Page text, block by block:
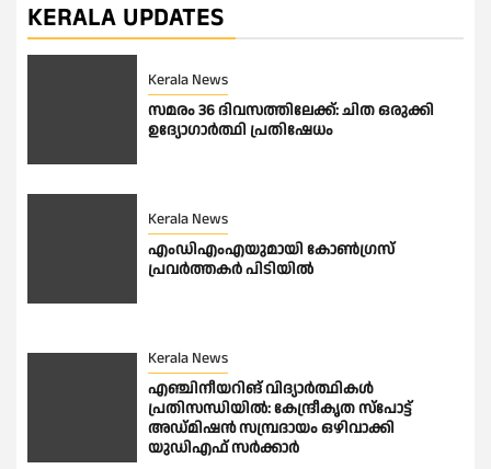
KERALA UPDATES
Kerala News
സമരം 36 ദിവസത്തിലേക്ക്: ചിത ഒരുക്കി
ഉദ്യോ​ഗാർത്ഥി പ്രതിഷേധം
Kerala News
എംഡിഎംഎയുമായി കോൺ​ഗ്രസ്
പ്രവർത്തകർ പിടിയിൽ
Kerala News
എഞ്ചിനീയറിങ് വിദ്യാർത്ഥികൾ
പ്രതിസന്ധിയിൽ: കേന്ദ്രീകൃത സ്പോട്ട്
അഡ്മിഷൻ സമ്പ്രദായം ഒഴിവാക്കി
യുഡിഎഫ് സർക്കാർ